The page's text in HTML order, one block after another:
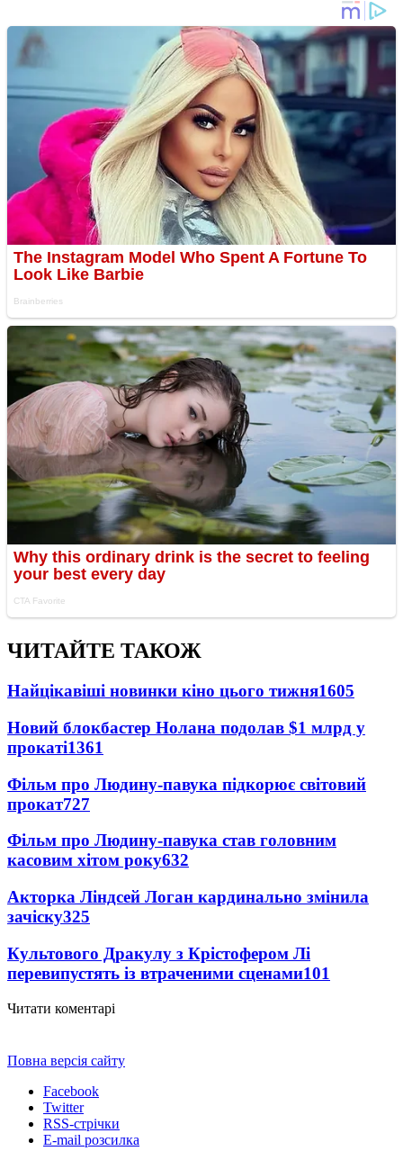
ЧИТАЙТЕ ТАКОЖ
Найцікавіші новинки кіно цього тижня1605
Новий блокбастер Нолана подолав $1 млрд у
прокаті1361
Фільм про Людину-павука підкорює світовий
прокат727
Фільм про Людину-павука став головним
касовим хітом року632
Акторка Ліндсей Логан кардинально змінила
зачіску325
Культового Дракулу з Крістофером Лі
перевипустять із втраченими сценами101
Читати коментарі
Повна версія сайту
Facebook
Twitter
RSS-стрічки
E-mail розсилка